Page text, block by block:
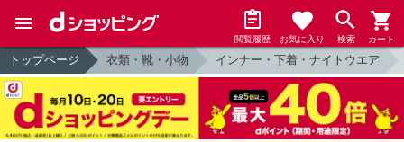
閲覧履歴 お気に入り 検索 カート
トップページ 衣類・靴・小物 インナー・下着・ナイトウエア